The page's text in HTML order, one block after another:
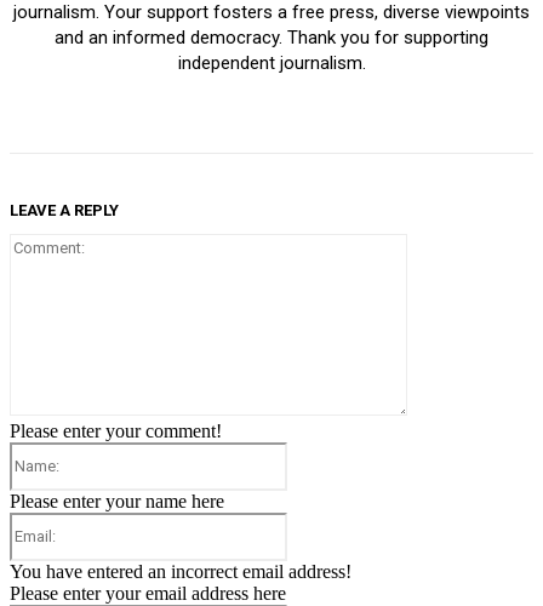
journalism. Your support fosters a free press, diverse viewpoints
and an informed democracy. Thank you for supporting
independent journalism.
LEAVE A REPLY
Please enter your comment!
Please enter your name here
You have entered an incorrect email address!
Please enter your email address here